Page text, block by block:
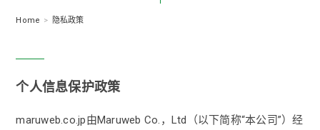
Home 隐私政策
个人信息保护政策
maruweb.co.jp由Maruweb Co.，Ltd（以下简称“本公司”）经